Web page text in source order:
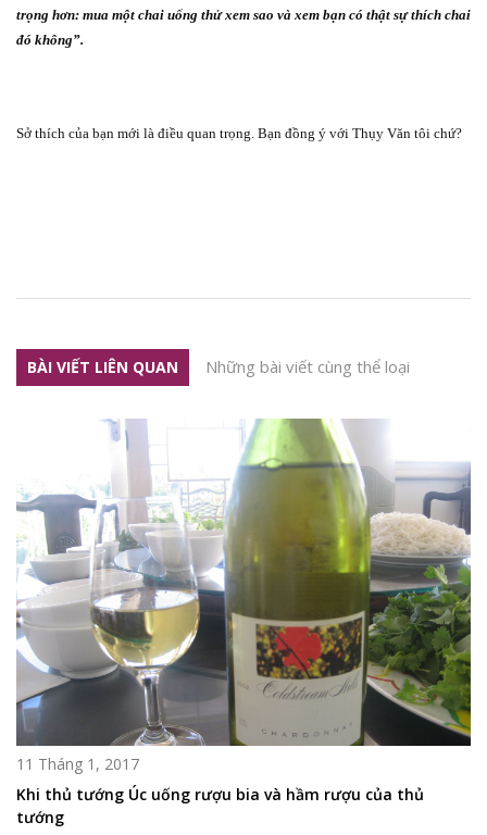
trọng hơn: mua một chai uống thử xem sao và xem bạn có thật sự thích chai
đó không”.
Sở thích của bạn mới là điều quan trọng. Bạn đồng ý với Thụy Văn tôi chứ?
BÀI VIẾT LIÊN QUAN Những bài viết cùng thể loại
11 Tháng 1, 2017
Khi thủ tướng Úc uống rượu bia và hầm rượu của thủ
tướng